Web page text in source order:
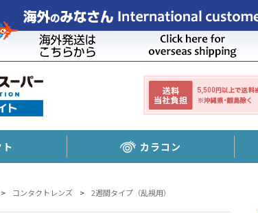
カラコン
> コンタクトレンズ > 2週間タイプ（乱視用）